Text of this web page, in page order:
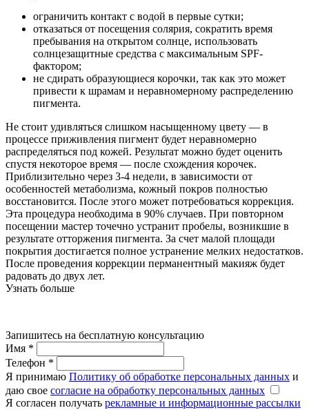
ограничить контакт с водой в первые сутки;
отказаться от посещения солярия, сократить время
пребывания на открытом солнце, использовать
солнцезащитные средства с максимальным SPF-
фактором;
не сдирать образующиеся корочки, так как это может
привести к шрамам и неравномерному распределению
пигмента.
Не стоит удивляться слишком насыщенному цвету — в
процессе приживления пигмент будет неравномерно
распределяться под кожей. Результат можно будет оценить
спустя некоторое время — после схождения корочек.
Приблизительно через 3-4 недели, в зависимости от
особенностей метаболизма, кожный покров полностью
восстановится. После этого может потребоваться коррекция.
Эта процедура необходима в 90% случаев. При повторном
посещении мастер точечно устранит пробелы, возникшие в
результате отторжения пигмента. За счет малой площади
покрытия достигается полное устранение мелких недостатков.
После проведения коррекции перманентный макияж будет
радовать до двух лет.
Узнать больше
Запишитесь на бесплатную консультацию
Имя *
Телефон *
Я принимаю Политику об обработке персональных данных и
даю свое согласие на обработку персональных данных
Я согласен получать рекламные и информационные рассылки